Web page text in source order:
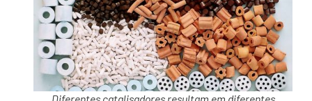
Diferentes catalisadores resultam em diferentes